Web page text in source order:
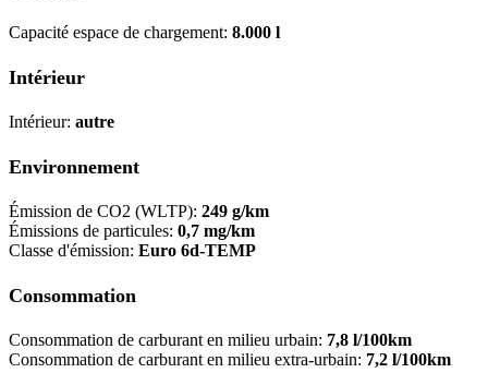
Capacité espace de chargement: 8.000 l
Intérieur
Intérieur: autre
Environnement
Émission de CO2 (WLTP): 249 g/km
Émissions de particules: 0,7 mg/km
Classe d'émission: Euro 6d-TEMP
Consommation
Consommation de carburant en milieu urbain: 7,8 l/100km
Consommation de carburant en milieu extra-urbain: 7,2 l/100km